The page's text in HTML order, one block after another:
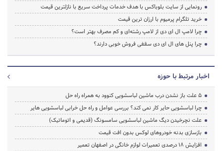
رونمایی از سایت بلوباکس با هدف خدمات پرداخت سریع با نازلترین قیمت
خرید تلگرام پرمیوم با ارزان ترین قیمت
چرا لامپ ال ای دی از لامپ رشته‌ای و کم مصرف بهتر است؟
چرا پنل های ال ای دی سقفی فروش خوبی دارند؟
اخبار مرتبط با حوزه
5 علت باز نشدن درب ماشین لباسشویی کنوود به همراه راه حل
چرا لباسشویی حایر کار نمی کند؟ بررسی عوامل و راه حل خرابی لباسشویی هایر
علت نچرخیدن دیگ ماشین لباسشویی سامسونگ (قدیمی و اتوماتیک)
بازسازی بدنه خودروهای لوکس بدون افت قیمت
افزایش ۱۸ درصدی تعمیرات لوازم خانگی در اصفهان تعمیر